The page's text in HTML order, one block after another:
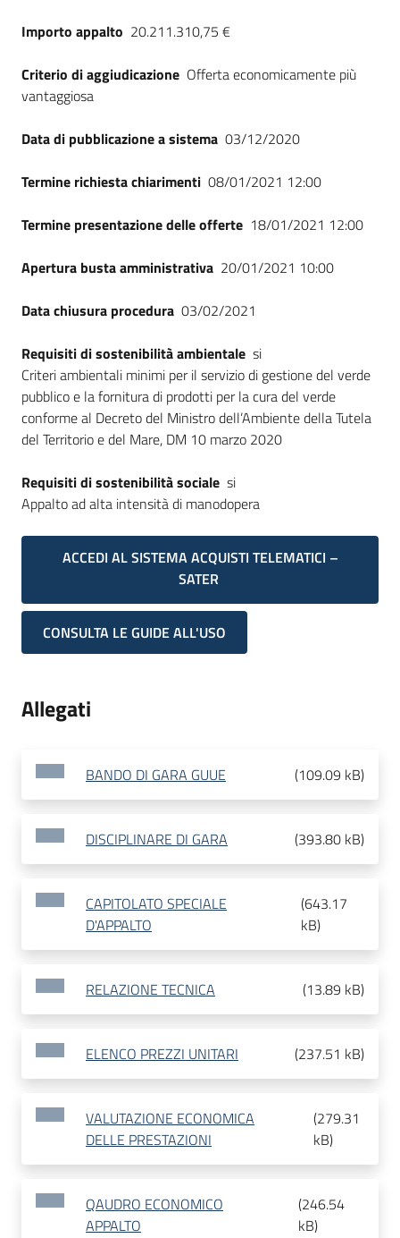
Importo appalto 20.211.310,75 €
Criterio di aggiudicazione Offerta economicamente più
vantaggiosa
Data di pubblicazione a sistema 03/12/2020
Termine richiesta chiarimenti 08/01/2021 12:00
Termine presentazione delle offerte 18/01/2021 12:00
Apertura busta amministrativa 20/01/2021 10:00
Data chiusura procedura 03/02/2021
Requisiti di sostenibilità ambientale si
Criteri ambientali minimi per il servizio di gestione del verde
pubblico e la fornitura di prodotti per la cura del verde
conforme al Decreto del Ministro dell’Ambiente della Tutela
del Territorio e del Mare, DM 10 marzo 2020
Requisiti di sostenibilità sociale si
Appalto ad alta intensità di manodopera
ACCEDI AL SISTEMA ACQUISTI TELEMATICI –
SATER
CONSULTA LE GUIDE ALL'USO
Allegati
BANDO DI GARA GUUE (109.09 kB)
DISCIPLINARE DI GARA (393.80 kB)
CAPITOLATO SPECIALE
D'APPALTO
(643.17
kB)
RELAZIONE TECNICA (13.89 kB)
ELENCO PREZZI UNITARI (237.51 kB)
VALUTAZIONE ECONOMICA
DELLE PRESTAZIONI
(279.31
kB)
QAUDRO ECONOMICO
APPALTO
(246.54
kB)